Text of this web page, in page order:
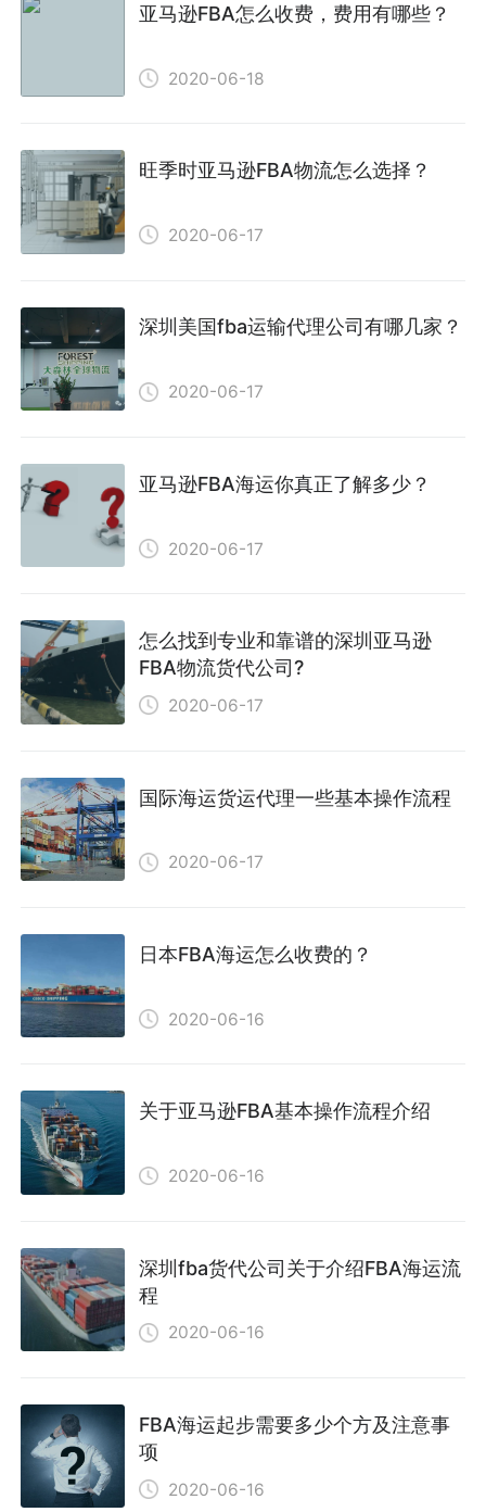
亚马逊FBA怎么收费，费用有哪些？
2020-06-18
旺季时亚马逊FBA物流怎么选择？
2020-06-17
深圳美国fba运输代理公司有哪几家？
2020-06-17
亚马逊FBA海运你真正了解多少？
2020-06-17
怎么找到专业和靠谱的深圳亚马逊
FBA物流货代公司?
2020-06-17
国际海运货运代理一些基本操作流程
2020-06-17
日本FBA海运怎么收费的？
2020-06-16
关于亚马逊FBA基本操作流程介绍
2020-06-16
深圳fba货代公司关于介绍FBA海运流
程
2020-06-16
FBA海运起步需要多少个方及注意事
项
2020-06-16